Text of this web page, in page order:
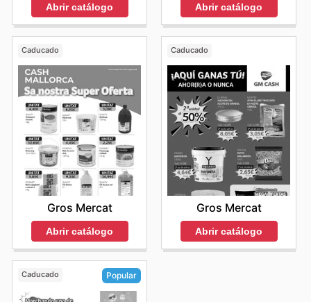
Abrir catálogo Abrir catálogo
Caducado
Gros Mercat
Abrir catálogo
Caducado
Gros Mercat
Abrir catálogo
Caducado Popular